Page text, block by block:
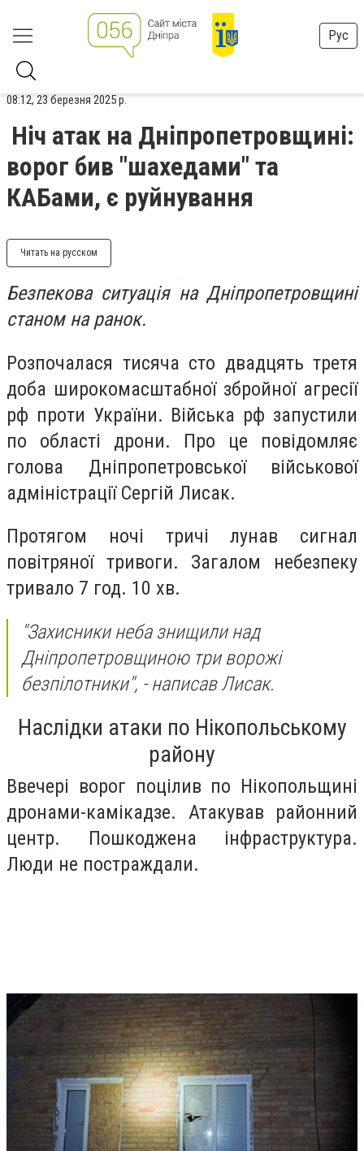
Рус
08:12, 23 березня 2025 р.
Ніч атак на Дніпропетровщині:
ворог бив "шахедами" та
КАБами, є руйнування
Читать на русском
Безпекова ситуація на Дніпропетровщині
станом на ранок.
Розпочалася тисяча сто двадцять третя
доба широкомасштабної збройної агресії
рф проти України. Війська рф запустили
по області дрони. Про це повідомляє
голова Дніпропетровської військової
адміністрації Сергій Лисак.
Протягом ночі тричі лунав сигнал
повітряної тривоги. Загалом небезпеку
тривало 7 год. 10 хв.
"Захисники неба знищили над
Дніпропетровщиною три ворожі
безпілотники", - написав Лисак.
Наслідки атаки по Нікопольському
району
Ввечері ворог поцілив по Нікопольщині
дронами-камікадзе. Атакував районний
центр. Пошкоджена інфраструктура.
Люди не постраждали.